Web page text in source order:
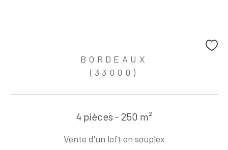
BORDEAUX
(33000)
4 pièces - 250 m²
Vente d'un loft en souplex